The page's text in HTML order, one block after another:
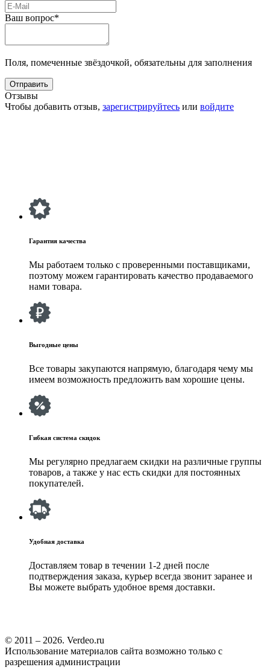
Ваш вопрос*
Поля, помеченные звёздочкой, обязательны для заполнения
Отзывы
Чтобы добавить отзыв, зарегистрируйтесь или войдите
Гарантия качества
Мы работаем только с проверенными поставщиками,
поэтому можем гарантировать качество продаваемого
нами товара.
Выгодные цены
Все товары закупаются напрямую, благодаря чему мы
имеем возможность предложить вам хорошие цены.
Гибкая система скидок
Мы регулярно предлагаем скидки на различные группы
товаров, а также у нас есть скидки для постоянных
покупателей.
Удобная доставка
Доставляем товар в течении 1-2 дней после
подтверждения заказа, курьер всегда звонит заранее и
Вы можете выбрать удобное время доставки.
© 2011 – 2026. Verdeo.ru
Использование материалов сайта возможно только с
разрешения администрации